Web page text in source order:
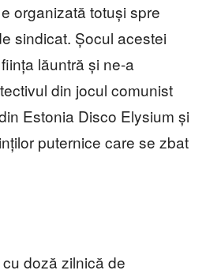
organizată totuși spre
sindicat. Șocul acestei
lăuntră și ne-a
din jocul comunist
Estonia Disco Elysium și
puternice care se zbat
doză zilnică de